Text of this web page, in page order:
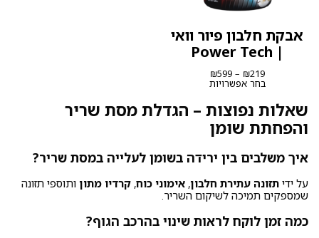
אבקת חלבון פיור וואי
| Power Tech
₪219
–
₪599
מחירים:
⁦₪599⁩
בחר אפשרויות
שאלות נפוצות – הגדלת מסת שריר
והפחתת שומן
איך משלבים בין ירידה בשומן לעלייה במסת שריר?
על ידי תזונה עתירת חלבון, אימוני כוח, קרדיו מתון ותוספי תזונה
שמספקים תמיכה לשיקום השריר.
כמה זמן לוקח לראות שינוי בהרכב הגוף?